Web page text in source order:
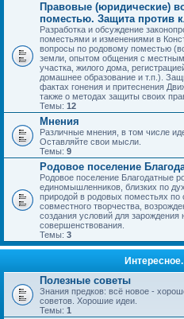
Правовые (юридические)
поместью. Защита против
Разработка и обсуждение
поместьями и изменениями в
вопросы по родовому поместью
земли, опытом общения с
участка, жилого дома,
домашнее образование и т.п.).
фактах гонения и притеснения
также о методах защиты своих
Темы: 12
Мнения
Различные мнения, в том числе
Оставляйте свои мысли.
Темы: 9
Родовое поселение
Родовое поселение Благодатные
единомышленников, близких по
природой в родовых поместьях по
совместного творчества,
создания условий для
совершенствования.
Темы: 3
Полезные советы
Знания предков: всё новое -
советов. Хорошие идеи.
Темы: 1